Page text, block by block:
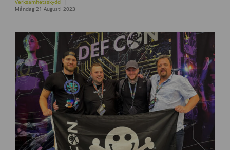
Verksamhetsskydd
Måndag 21 Augusti 2023